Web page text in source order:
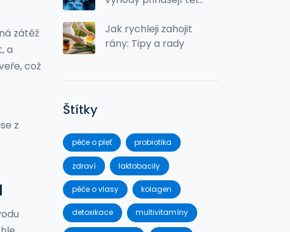
zátěž
a
což
z
Jak rychleji zahojit
rány: Tipy a rady
Štítky
péče o pleť probiotika
zdraví laktobacily
péče o vlasy kolagen
detoxikace multivitamíny